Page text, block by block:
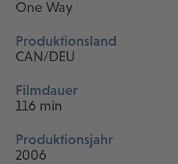
One Way
Produktionsland
CAN/DEU
Filmdauer
116 min
Produktionsjahr
2006